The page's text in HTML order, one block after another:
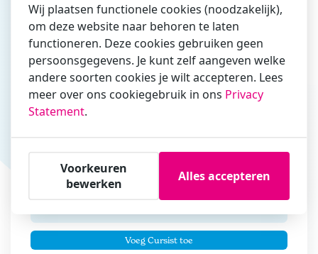
zakelijk/administratief correspondeert
Is de contactpersoon ook een cursist?
Ja
Nee
Cursisten
Voeg cursisten toe
Tussenvoegsel
Voeg Cursist toe
Wij plaatsen functionele cookies (noodzakelijk),
om deze website naar behoren te laten
functioneren. Deze cookies gebruiken geen
persoonsgegevens. Je kunt zelf aangeven welke
andere soorten cookies je wilt accepteren. Lees
meer over ons cookiegebruik in ons Privacy
Statement.
Voorkeuren
bewerken
Alles accepteren